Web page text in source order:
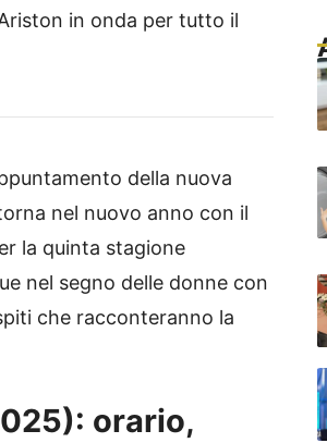
in onda per tutto il
della nuova
nel nuovo anno con il
la quinta stagione
nel segno delle donne con
che racconteranno la
orario,